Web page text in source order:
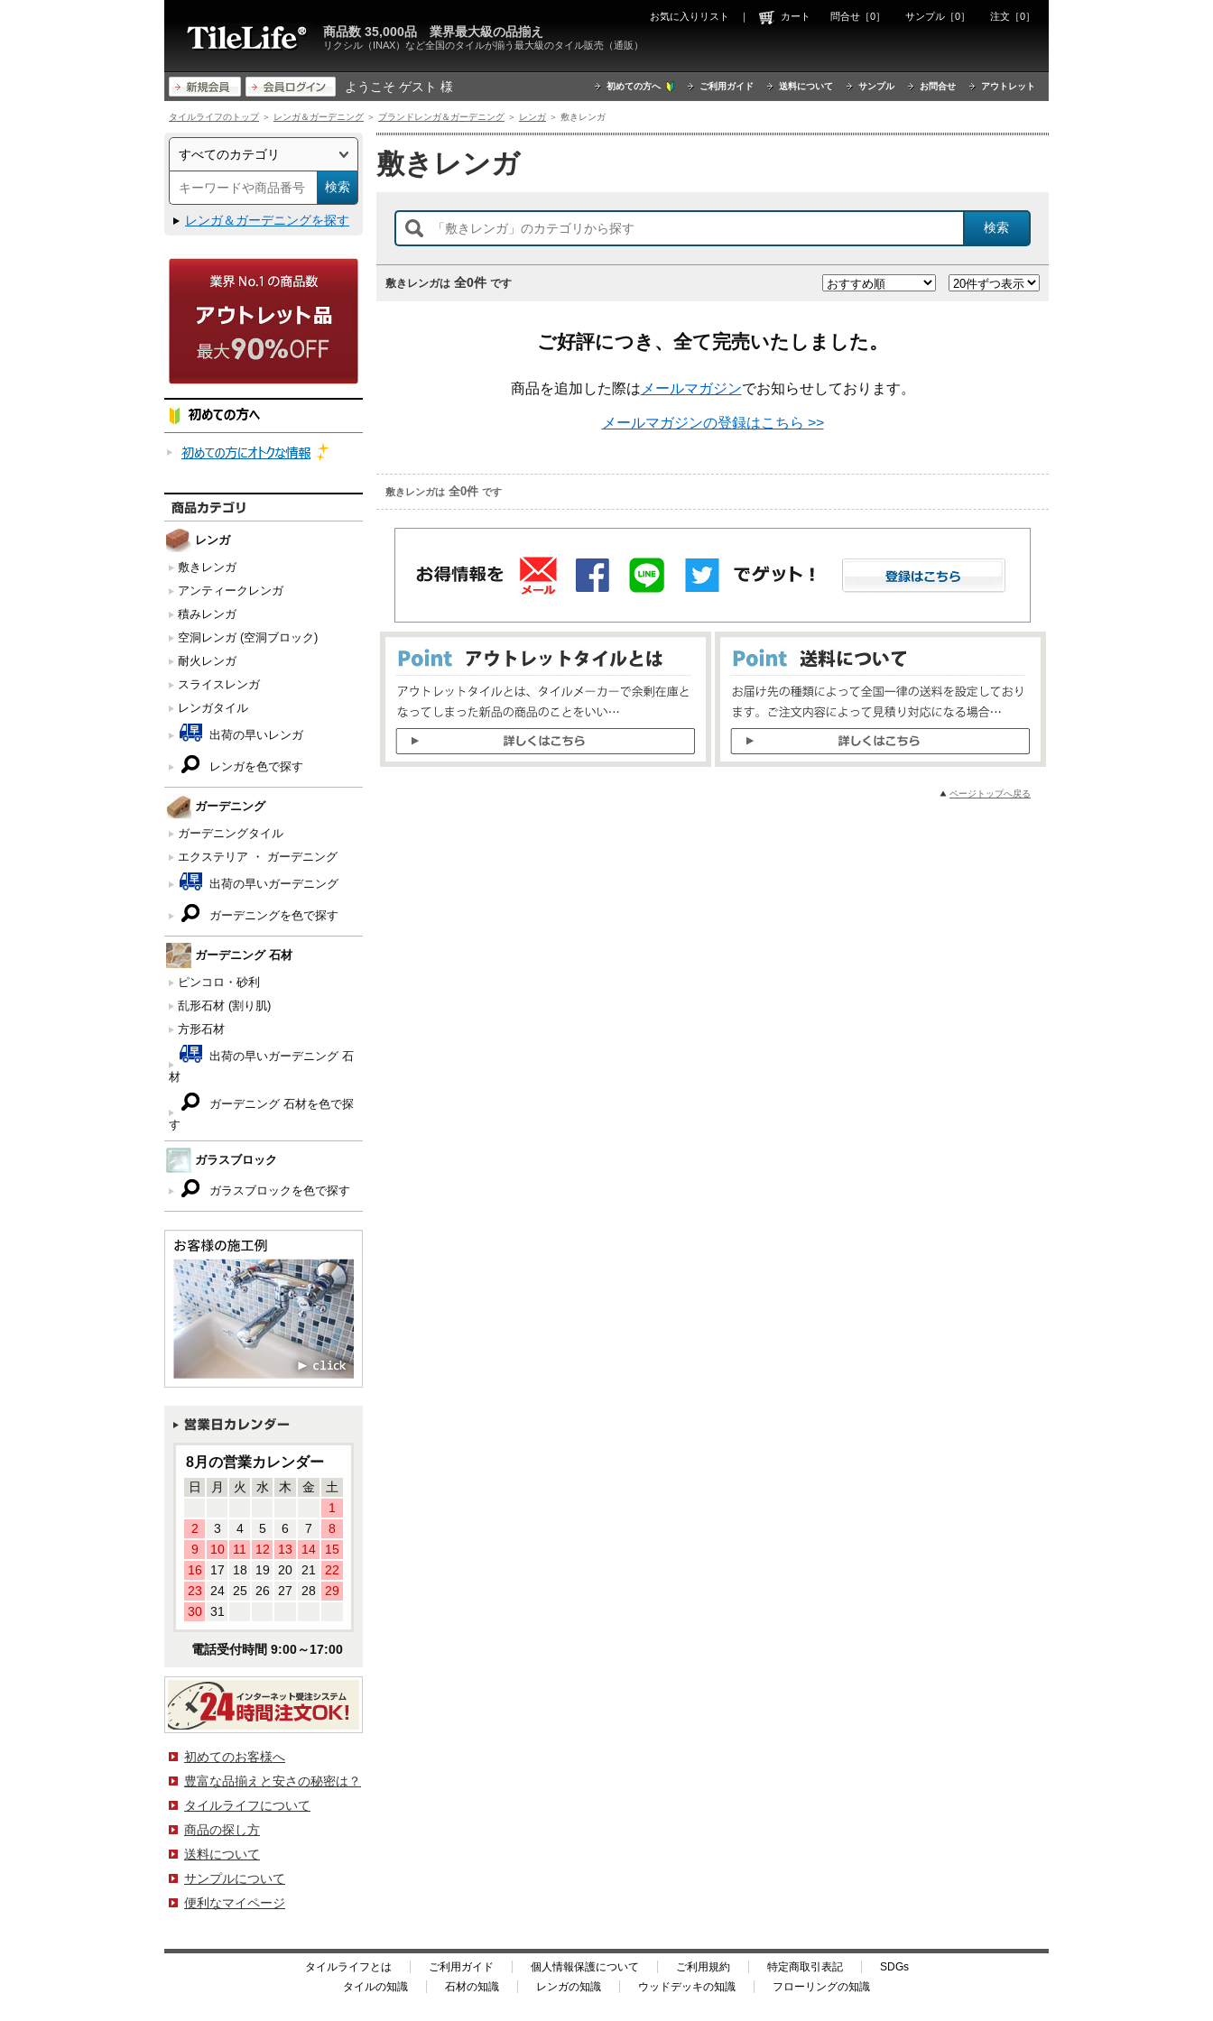
リクシル（INAX）など全国のタイルが揃う最大級のタイル販売（通販）
商品数 35,000品 業界最大級の品揃え
ようこそ ゲスト 様 初めての方へ ご利用ガイド 送料について サンプル お問合せ アウトレット
お気に入りリスト ｜ カート 問合せ［0］ サンプル［0］ 注文［0］
タイルライフのトップ＞ レンガ＆ガーデニング ＞ ブランドレンガ＆ガーデニング ＞ レンガ ＞ 敷きレンガ
レンガ＆ガーデニングを探す
レンガ
敷きレンガ
アンティークレンガ
積みレンガ
空洞レンガ (空洞ブロック)
耐火レンガ
スライスレンガ
レンガタイル
出荷の早いレンガ
レンガを色で探す
ガーデニング
ガーデニングタイル
エクステリア ・ ガーデニング
出荷の早いガーデニング
ガーデニングを色で探す
ガーデニング 石材
ピンコロ・砂利
乱形石材 (割り肌)
方形石材
出荷の早いガーデニング 石
材
ガーデニング 石材を色で探
す
ガラスブロック
ガラスブロックを色で探す
8月の営業カレンダー
日 月 火 水 木 金
土
1
2
3 4 5 6 7
8
9
10 11 12 13 14
15
16
17 18 19 20 21
22
23
24 25 26 27 28
29
30 31
電話受付時間 9:00～17:00
初めてのお客様へ
豊富な品揃えと安さの秘密は？
タイルライフについて
商品の探し方
送料について
サンプルについて
便利なマイページ
敷きレンガ
敷きレンガは 全0件 です
ご好評につき、全て完売いたしました。
商品を追加した際は メールマガジンでお知らせしております。
メールマガジンの登録はこちら >>
敷きレンガは 全0件 です
ページトップへ戻る
タイルライフとは ご利用ガイド 個人情報保護について ご利用規約 特定商取引表記
SDGs
タイルの知識
石材の知識 レンガの知識 ウッドデッキの知識 フローリングの知識